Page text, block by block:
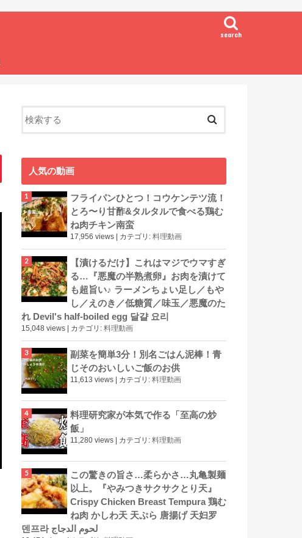
search
人気の動画
フライパンひとつ！コウケンテツ流！
とろ〜り甘酢&タルタルで食べる鶏む
ね肉チキン南蛮
17,956 views | カテゴリ: 料理動画
【漬けるだけ】これはマジでウマすぎ
る…『悪魔の半熟煮卵』お肉を漬けて
も超旨い♪ ラーメンちょい足し／もや
し／えのき／低糖質／味玉／悪魔のた
れ Devil's half-boiled egg 달걀 요리
15,048 views カテゴリ: 料理動画
副菜を簡単3分！別名ごはん泥棒！青
じそのおいしいご飯のお供
11,613 views カテゴリ: 料理動画
料理研究家が本気で作る「至高の炒
飯」
11,280 views | カテゴリ: 料理動画
この驚きの旨さ…柔らかさ…丸亀製麺
以上。『やみつきサクサクとり天』
Crispy Chicken Breast Tempura 鶏む
ね肉 かしわ天 天ぷら 唐揚げ 天妇罗
덴프라 لحوم الدجاج